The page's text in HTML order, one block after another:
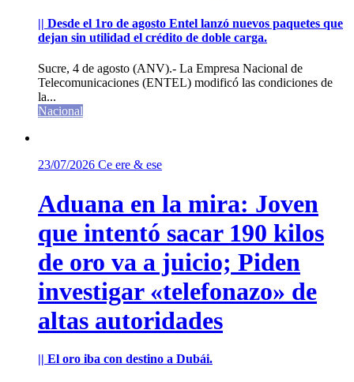
|| Desde el 1ro de agosto Entel lanzó nuevos paquetes que
dejan sin utilidad el crédito de doble carga.
Sucre, 4 de agosto (ANV).- La Empresa Nacional de
Telecomunicaciones (ENTEL) modificó las condiciones de
la...
Nacional
23/07/2026 Ce ere & ese
Aduana en la mira: Joven
que intentó sacar 190 kilos
de oro va a juicio; Piden
investigar «telefonazo» de
altas autoridades
|| El oro iba con destino a Dubái.